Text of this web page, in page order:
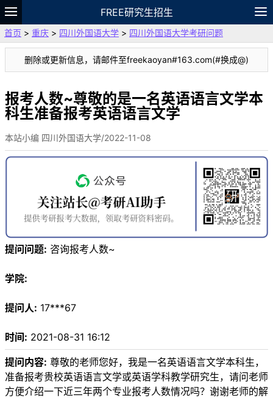
FREE研究生招生
题库
故事 专题 APP 笔记
论坛
VIP
资料
首页 > 重庆 > 四川外国语大学 > 四川外国语大学考研问题
删除或更新信息，请邮件至freekaoyan#163.com(#换成@)
报考人数~尊敬的是一名英语语言文学本
科生准备报考英语语言文学
本站小编 四川外国语大学/2022-11-08
提问问题: 咨询报考人数~
学院:
提问人: 17***67
时间: 2021-08-31 16:12
提问内容: 尊敬的老师您好，我是一名英语语言文学本科生，
准备报考贵校英语语言文学或英语学科教学研究生，请问老师
方便介绍一下近三年两个专业报考人数情况吗？谢谢老师的解